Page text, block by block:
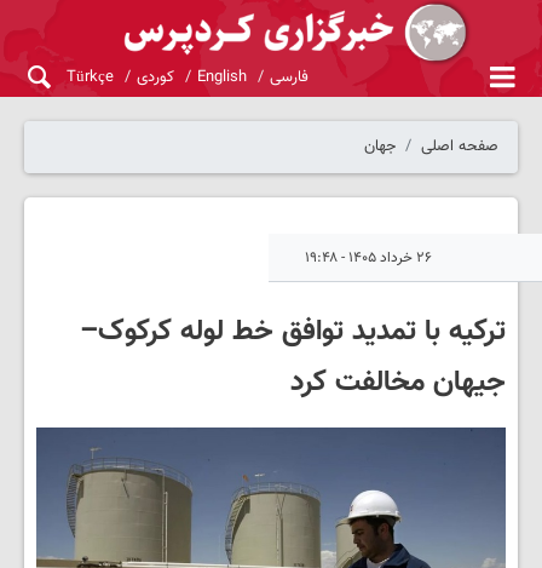
فارسی English کوردی Türkçe
صفحه اصلی جهان
۲۶ خرداد ۱۴۰۵ - ۱۹:۴۸
ترکیه با تمدید توافق خط لوله کرکوک–
جیهان مخالفت کرد